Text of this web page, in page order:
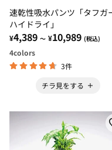
速乾性吸水パンツ「タフガ
ハイドライ」
¥4,389 ～ ¥10,989 (税込)
4colors
3件
チラ見をする